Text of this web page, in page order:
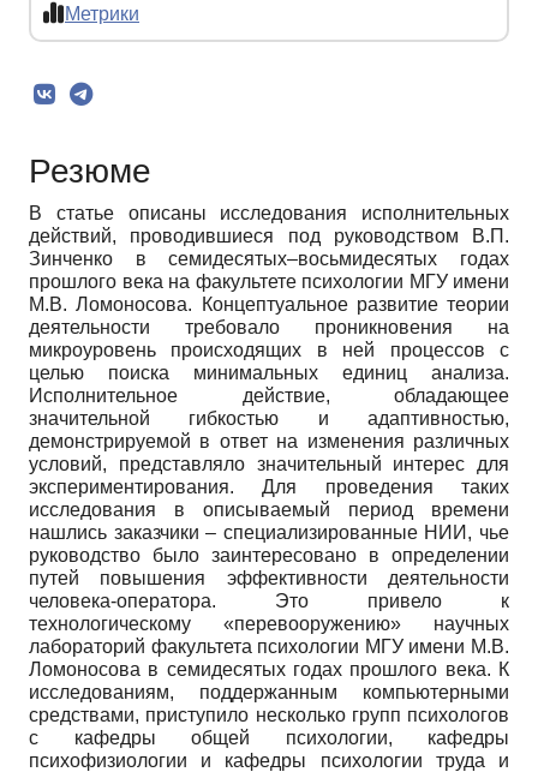
Метрики
Резюме
В статье описаны исследования исполнительных
действий, проводившиеся под руководством В.П.
Зинченко в семидесятых–восьмидесятых годах
прошлого века на факультете психологии МГУ имени
М.В. Ломоносова. Концептуальное развитие теории
деятельности требовало проникновения на
микроуровень происходящих в ней процессов с
целью поиска минимальных единиц анализа.
Исполнительное действие, обладающее
значительной гибкостью и адаптивностью,
демонстрируемой в ответ на изменения различных
условий, представляло значительный интерес для
экспериментирования. Для проведения таких
исследования в описываемый период времени
нашлись заказчики – специализированные НИИ, чье
руководство было заинтересовано в определении
путей повышения эффективности деятельности
человека-оператора. Это привело к
технологическому «перевооружению» научных
лабораторий факультета психологии МГУ имени М.В.
Ломоносова в семидесятых годах прошлого века. К
исследованиям, поддержанным компьютерными
средствами, приступило несколько групп психологов
с кафедры общей психологии, кафедры
психофизиологии и кафедры психологии труда и